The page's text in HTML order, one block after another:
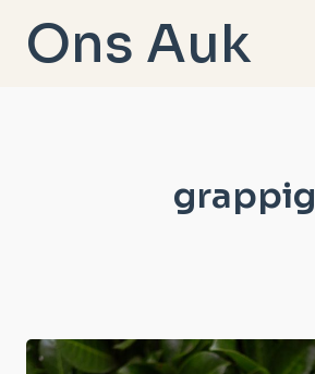
naarOns Auk
grappig